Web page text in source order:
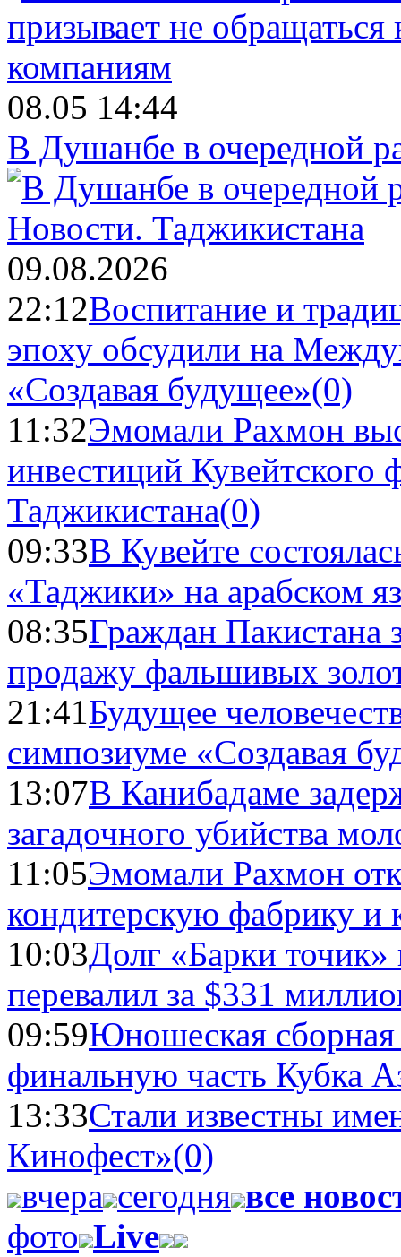
08.05 14:44
В Душанбе в очередной
Новости. Таджикистана
09.08.2026
22:12Воспитание и
эпоху обсудили на
«Создавая будущее»(0)
11:32Эмомали Рахмон
инвестиций Кувейтского
Таджикистана(0)
09:33В Кувейте
«Таджики» на арабском
08:35Граждан Пакистана
продажу фальшивых
21:41Будущее
симпозиуме «Создавая
13:07В Канибадаме
загадочного убийства
11:05Эмомали Рахмон
кондитерскую фабрику и
10:03Долг «Барки
перевалил за $331
09:59Юношеская
финальную часть Кубка
13:33Стали известны
Кинофест»(0)
вчера сегодня все
фото Live